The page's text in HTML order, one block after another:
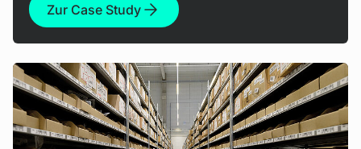
Zur Case Study